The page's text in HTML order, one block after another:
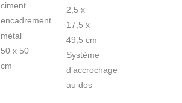
ciment
encadrement
métal
50 x 50
cm
2,5 x
17,5 x
49,5 cm
Système
d’accrochage
au dos